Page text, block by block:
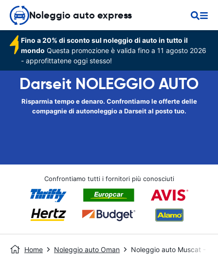
Noleggio auto express
Fino a 20% di sconto sul noleggio di auto in tutto il
mondo Questa promozione è valida fino a 11 agosto 2026
- approfittatene oggi stesso!
Darseit NOLEGGIO AUTO
Risparmia tempo e denaro. Confrontiamo le offerte delle
compagnie di autonoleggio a Darseit al posto tuo.
Confrontiamo tutti i fornitori più conosciuti
Home Noleggio auto Oman Noleggio auto Muscat -